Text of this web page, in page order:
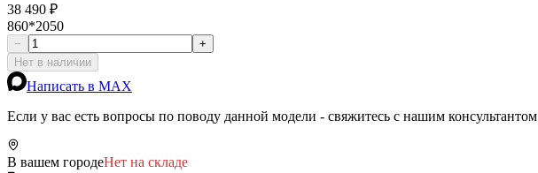
38 490 ₽
860*2050
−
+
Нет в наличии
Написать в MAX
Если у вас есть вопросы по поводу данной модели - свяжитесь с нашим консультантом
В вашем городеНет на складе